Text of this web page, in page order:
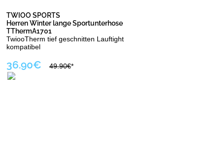
TWIOO SPORTS
Herren Winter lange Sportunterhose
TThermA1701
TwiooTherm tief geschnitten Lauftight
kompatibel
36.90€ 49.90€*